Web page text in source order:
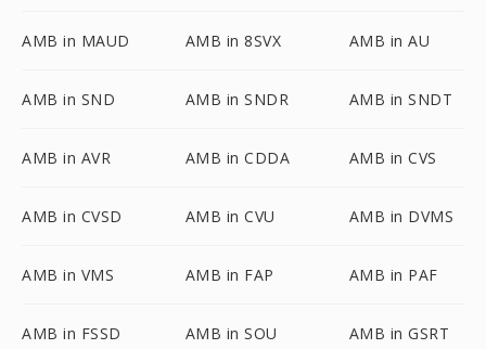
AMB in MAUD AMB in 8SVX AMB in AU
AMB in SND AMB in SNDR AMB in SNDT
AMB in AVR AMB in CDDA AMB in CVS
AMB in CVSD AMB in CVU AMB in DVMS
AMB in VMS AMB in FAP AMB in PAF
AMB in FSSD AMB in SOU AMB in GSRT